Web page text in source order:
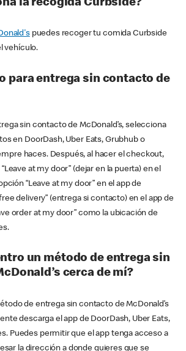
la recogida Curbside?
puedes recoger tu comida Curbside
vehículo.
para entrega sin contacto de
sin contacto de McDonald’s, selecciona
en DoorDash, Uber Eats, Grubhub o
haces. Después, al hacer el checkout,
at my door” (dejar en la puerta) en el
“Leave at my door” en el app de
delivery” (entrega si contacto) en el app de
order at my door” como la ubicación de
un método de entrega sin
cerca de mí?
de entrega sin contacto de McDonald’s
descarga el app de DoorDash, Uber Eats,
Puedes permitir que el app tenga acceso a
la dirección a donde quieres que se